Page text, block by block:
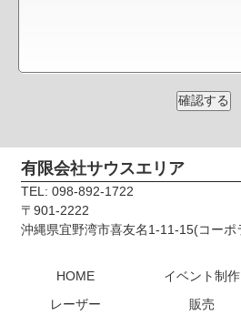
有限会社サウスエリア
TEL: 098-892-1722
〒901-2222
沖縄県宜野湾市喜友名1-11-15(コーポ
HOME イベント制作
レーザー
販売